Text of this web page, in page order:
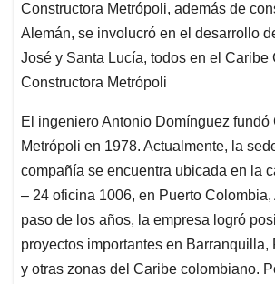
Constructora Metrópoli, además de
Alemán, se involucró en el desarrollo
José y Santa Lucía, todos en el Caribe
Constructora Metrópoli
El ingeniero Antonio Domínguez fundó
Metrópoli en 1978. Actualmente, la
compañía se encuentra ubicada en la
– 24 oficina 1006, en Puerto Colombia,
paso de los años, la empresa logró
proyectos importantes en Barranquilla,
y otras zonas del Caribe colombiano.